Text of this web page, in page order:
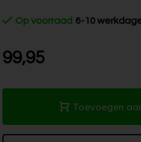
Op voorraad 6-10
99,95
Toevoegen